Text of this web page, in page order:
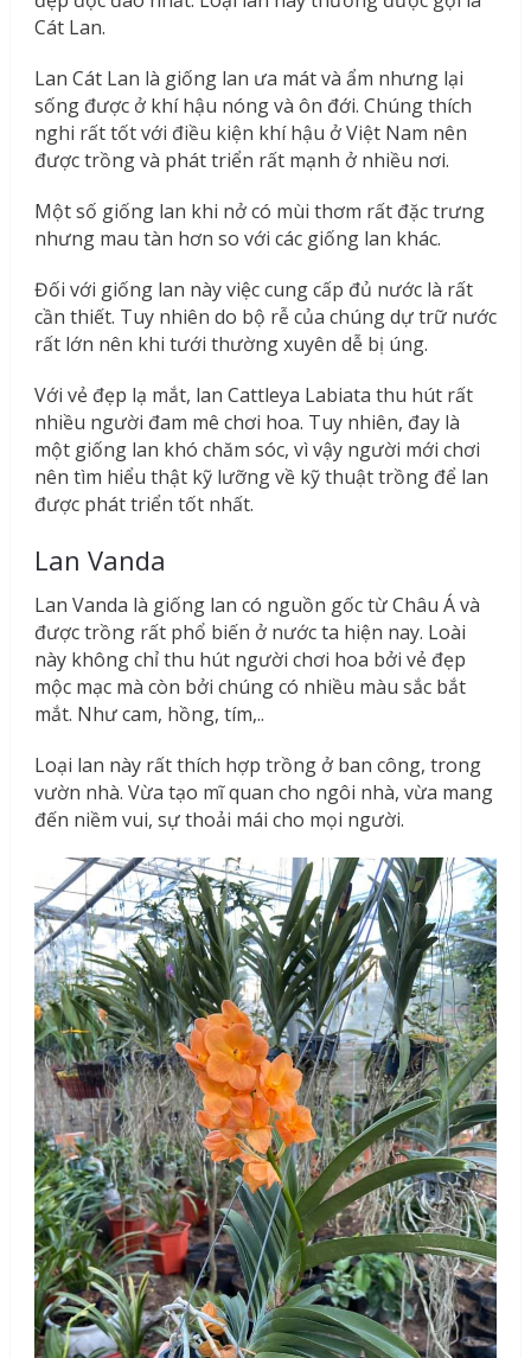
Cát Lan.
Lan Cát Lan là giống lan ưa mát và ẩm nhưng lại
sống được ở khí hậu nóng và ôn đới. Chúng thích
nghi rất tốt với điều kiện khí hậu ở Việt Nam nên
được trồng và phát triển rất mạnh ở nhiều nơi.
Một số giống lan khi nở có mùi thơm rất đặc trưng
nhưng mau tàn hơn so với các giống lan khác.
Đối với giống lan này việc cung cấp đủ nước là rất
cần thiết. Tuy nhiên do bộ rễ của chúng dự trữ nước
rất lớn nên khi tưới thường xuyên dễ bị úng.
Với vẻ đẹp lạ mắt, lan Cattleya Labiata thu hút rất
nhiều người đam mê chơi hoa. Tuy nhiên, đay là
một giống lan khó chăm sóc, vì vậy người mới chơi
nên tìm hiểu thật kỹ lưỡng về kỹ thuật trồng để lan
được phát triển tốt nhất.
Lan Vanda
Lan Vanda là giống lan có nguồn gốc từ Châu Á và
được trồng rất phổ biến ở nước ta hiện nay. Loài
này không chỉ thu hút người chơi hoa bởi vẻ đẹp
mộc mạc mà còn bởi chúng có nhiều màu sắc bắt
mắt. Như cam, hồng, tím,..
Loại lan này rất thích hợp trồng ở ban công, trong
vườn nhà. Vừa tạo mĩ quan cho ngôi nhà, vừa mang
đến niềm vui, sự thoải mái cho mọi người.